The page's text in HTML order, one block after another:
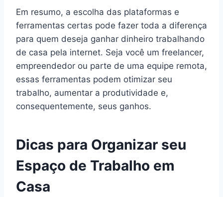
Em resumo, a escolha das plataformas e
ferramentas certas pode fazer toda a diferença
para quem deseja ganhar dinheiro trabalhando
de casa pela internet. Seja você um freelancer,
empreendedor ou parte de uma equipe remota,
essas ferramentas podem otimizar seu
trabalho, aumentar a produtividade e,
consequentemente, seus ganhos.
Dicas para Organizar seu
Espaço de Trabalho em
Casa